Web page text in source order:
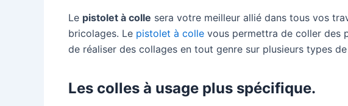
Le pistolet à colle sera votre meilleur allié dans tous vos
bricolages. Le pistolet à colle vous permettra de coller des
de réaliser des collages en tout genre sur plusieurs types
Les colles à usage plus spécifique.